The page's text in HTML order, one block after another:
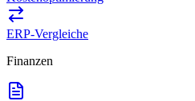
ERP-Vergleiche
Finanzen